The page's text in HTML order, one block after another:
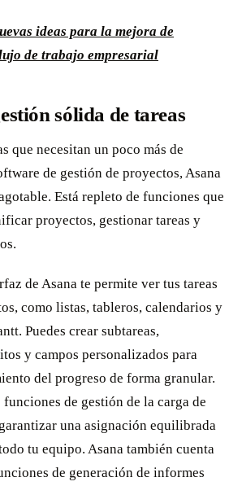
ideas para la mejora de
de trabajo empresarial
sólida de tareas
que necesitan un poco más de
de gestión de proyectos, Asana
Está repleto de funciones que
proyectos, gestionar tareas y
de Asana te permite ver tus tareas
como listas, tableros, calendarios y
Puedes crear subtareas,
y campos personalizados para
del progreso de forma granular.
funciones de gestión de la carga de
una asignación equilibrada
tu equipo. Asana también cuenta
de generación de informes